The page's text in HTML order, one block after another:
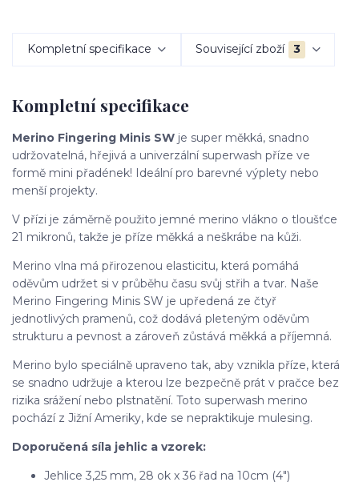
Kompletní specifikace Související zboží 3
Kompletní specifikace
Merino Fingering Minis SW je super měkká, snadno
udržovatelná, hřejivá a univerzální superwash příze ve
formě mini přadének! Ideální pro barevné výplety nebo
menší projekty.
V přízi je záměrně použito jemné merino vlákno o tloušťce
21 mikronů, takže je příze měkká a neškrábe na kůži.
Merino vlna má přirozenou elasticitu, která pomáhá
oděvům udržet si v průběhu času svůj střih a tvar. Naše
Merino Fingering Minis SW je upředená ze čtyř
jednotlivých pramenů, což dodává pleteným oděvům
strukturu a pevnost a zároveň zůstává měkká a příjemná.
Merino bylo speciálně upraveno tak, aby vznikla příze, která
se snadno udržuje a kterou lze bezpečně prát v pračce bez
rizika srážení nebo plstnatění. Toto superwash merino
pochází z Jižní Ameriky, kde se nepraktikuje mulesing.
Doporučená síla jehlic a vzorek:
Jehlice 3,25 mm, 28 ok x 36 řad na 10cm (4")